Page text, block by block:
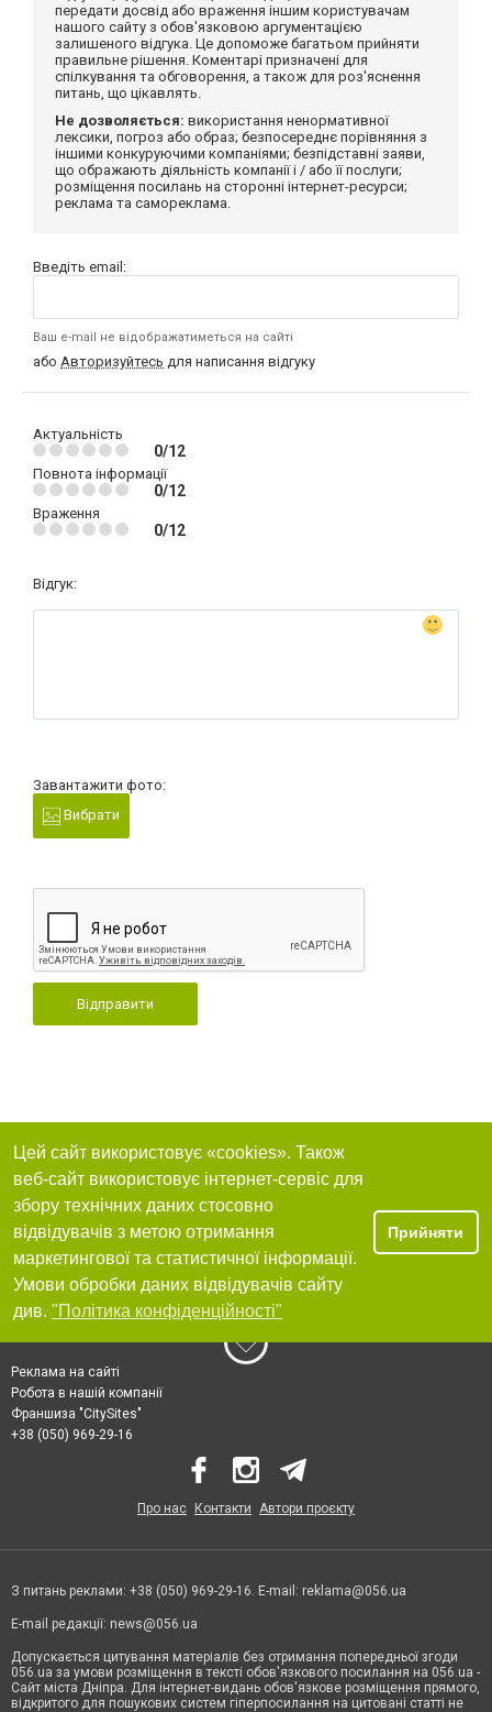
передати досвід або враження іншим користувачам
нашого сайту з обов'язковою аргументацією
залишеного відгука. Це допоможе багатьом прийняти
правильне рішення. Коментарі призначені для
спілкування та обговорення, а також для роз'яснення
питань, що цікавлять.
Не дозволяється: використання ненормативної
лексики, погроз або образ; безпосереднє порівняння з
іншими конкуруючими компаніями; безпідставні заяви,
що ображають діяльність компанії і / або її послуги;
розміщення посилань на сторонні інтернет-ресурси;
реклама та самореклама.
Введіть email:
Ваш e-mail не відображатиметься на сайті
або Авторизуйтесь для написання відгуку
Актуальність
0/12
Повнота інформації
0/12
Враження
0/12
Відгук:
Завантажити фото:
Вибрати
Відправити
Цей сайт використовує «cookies». Також
веб-сайт використовує інтернет-сервіс для
збору технічних даних стосовно
відвідувачів з метою отримання
маркетингової та статистичної інформації.
Умови обробки даних відвідувачів сайту
див. "Політика конфіденційності"
Прийняти
Реклама на сайті
Робота в нашій компанії
Франшиза "CitySites"
+38 (050) 969-29-16
Про нас Контакти Автори проєкту
З питань реклами: +38 (050) 969-29-16. E-mail: reklama@056.ua
E-mail редакції: news@056.ua
Допускається цитування матеріалів без отримання попередньої згоди
056.ua за умови розміщення в тексті обов'язкового посилання на 056.ua -
Сайт міста Дніпра. Для інтернет-видань обов'язкове розміщення прямого,
відкритого для пошукових систем гіперпосилання на цитовані статті не